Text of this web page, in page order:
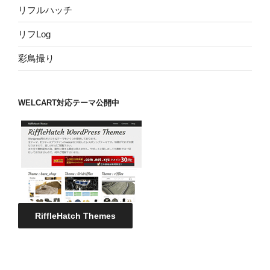
リフルハッチ
リフLog
彩鳥撮り
WELCART対応テーマ公開中
RiffleHatch Themes